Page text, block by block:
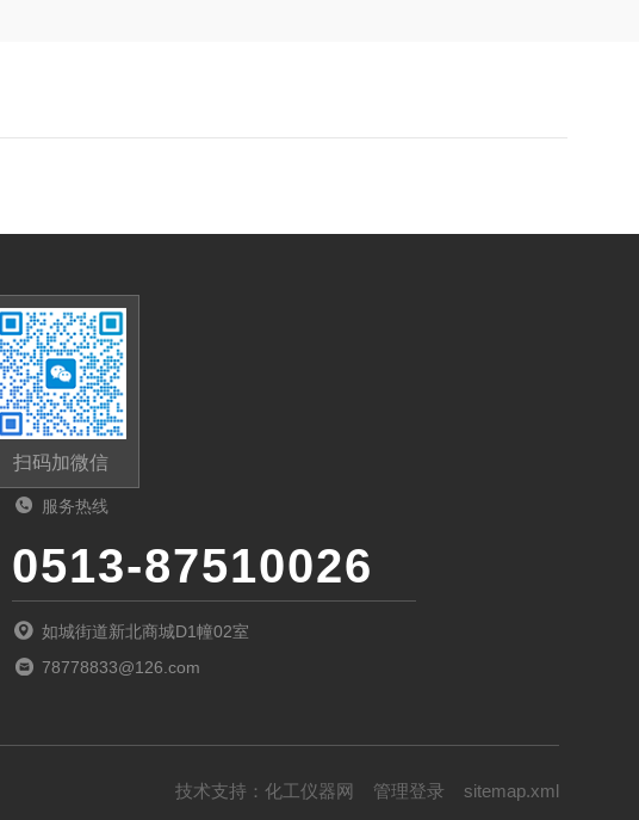
扫码加微信
服务热线
0513-87510026
如城街道新北商城D1幢02室
78778833@126.com
技术支持： 化工仪器网 管理登录 sitemap.xml